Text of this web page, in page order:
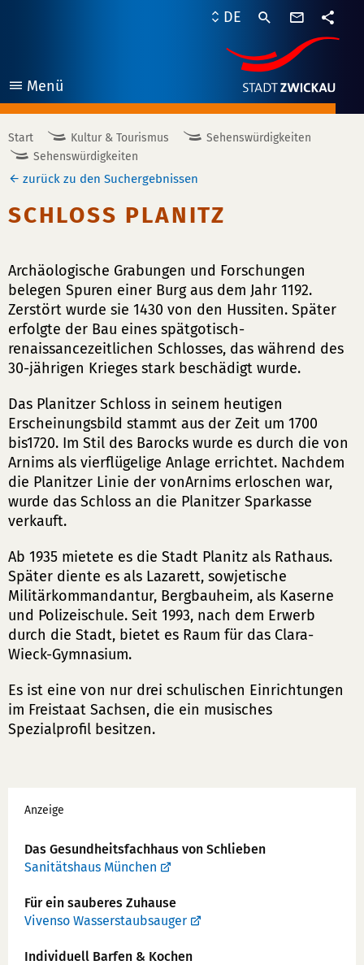
Menü
öffnen
DE
Start Kultur & Tourismus
Sehenswürdigkeiten
Sehenswürdigkeiten
zurück zu den Suchergebnissen
SCHLOSS PLANITZ
Archäologische Grabungen und Forschungen
belegen Spuren einer Burg aus dem Jahr 1192.
Zerstört wurde sie 1430 von den Hussiten. Später
erfolgte der Bau eines spätgotisch-
renaissancezeitlichen Schlosses, das während des
30-jährigen Krieges stark beschädigt wurde.
Das Planitzer Schloss in seinem heutigen
Erscheinungsbild stammt aus der Zeit um 1700
bis1720. Im Stil des Barocks wurde es durch die von
Arnims als vierflügelige Anlage errichtet. Nachdem
die Planitzer Linie der vonArnims erloschen war,
wurde das Schloss an die Planitzer Sparkasse
verkauft.
Ab 1935 mietete es die Stadt Planitz als Rathaus.
Später diente es als Lazarett, sowjetische
Militärkommandantur, Bergbauheim, als Kaserne
und Polizeischule. Seit 1993, nach dem Erwerb
durch die Stadt, bietet es Raum für das Clara-
Wieck-Gymnasium.
Es ist eine von nur drei schulischen Einrichtungen
im Freistaat Sachsen, die ein musisches
Spezialprofil besitzen.
Werbung
Anzeige
Das Gesundheits­fachhaus von Schlieben
Sanitätshaus München
Für ein sauberes Zuhause
Vivenso Wasserstaubsauger
Individuell Barfen & Kochen